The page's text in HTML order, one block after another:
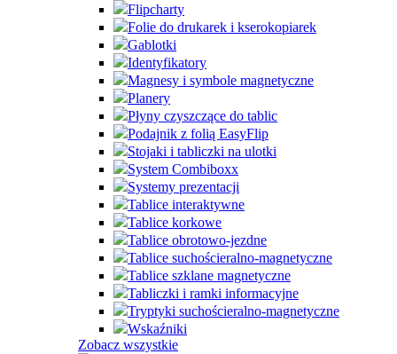
Flipcharty
Folie do drukarek i kserokopiarek
Gablotki
Identyfikatory
Magnesy i symbole magnetyczne
Planery
Płyny czyszczące do tablic
Podajnik z folią EasyFlip
Stojaki i tabliczki na ulotki
System Combiboxx
Systemy prezentacji
Tablice interaktywne
Tablice korkowe
Tablice obrotowo-jezdne
Tablice suchościeralno-magnetyczne
Tablice szklane magnetyczne
Tabliczki i ramki informacyjne
Tryptyki suchościeralno-magnetyczne
Wskaźniki
Zobacz wszystkie